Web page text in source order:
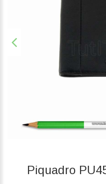
Piquadro